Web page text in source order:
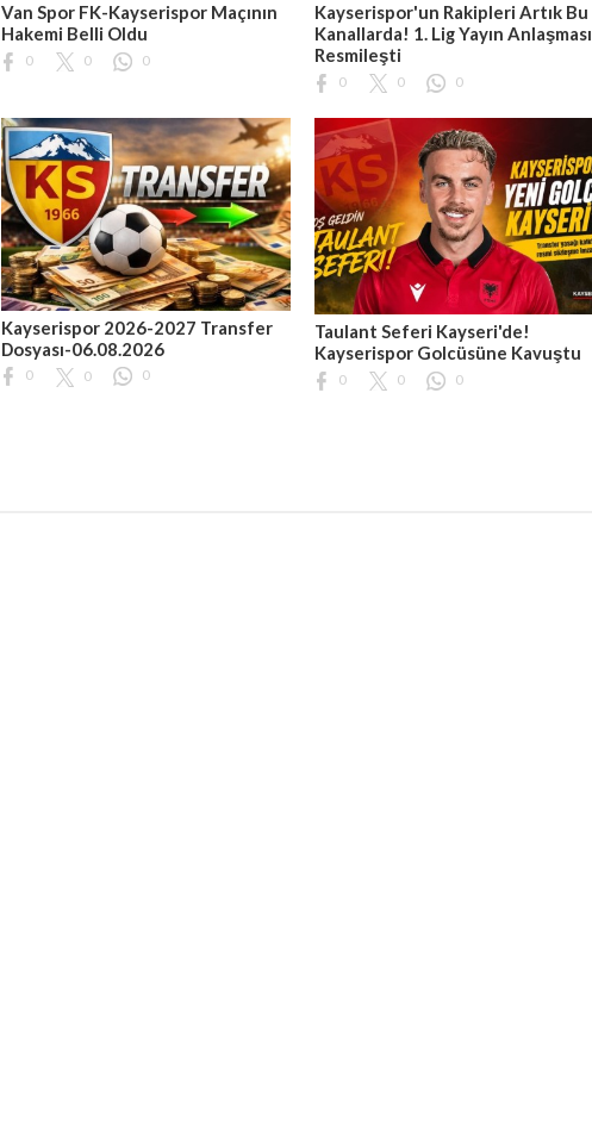
Van Spor FK-Kayserispor Maçının
Hakemi Belli Oldu
0 0 0
Kayserispor'un Rakipleri Artık Bu
Kanallarda! 1. Lig Yayın Anlaşması
Resmileşti
0 0 0
Kayserispor 2026-2027 Transfer
Dosyası-06.08.2026
0 0 0
Taulant Seferi Kayseri'de!
Kayserispor Golcüsüne Kavuştu
0 0 0